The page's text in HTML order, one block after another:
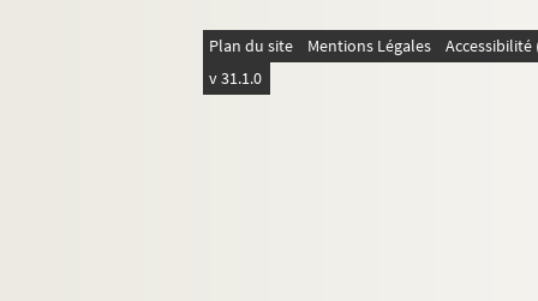
Plan du site Mentions Légales
v 31.1.0